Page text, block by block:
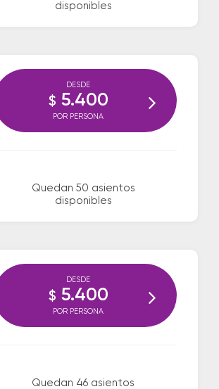
disponibles
Quedan 50 asientos
disponibles
DESDE
$ 5.400
POR PERSONA
Quedan 46 asientos
DESDE
$ 5.400
POR PERSONA